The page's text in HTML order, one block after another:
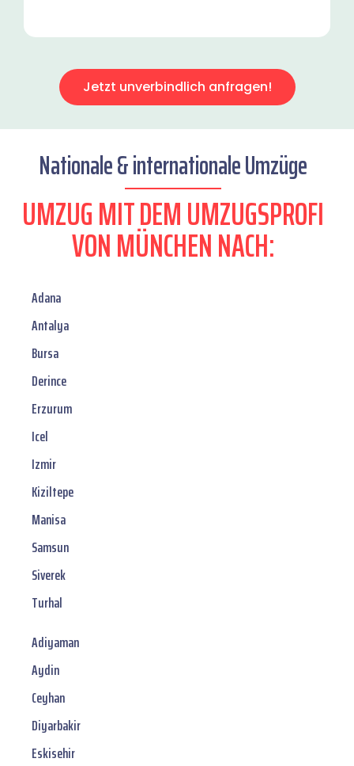
Jetzt unverbindlich anfragen!
Nationale & internationale Umzüge
UMZUG MIT DEM UMZUGSPROFI
VON MÜNCHEN NACH:
Adana
Antalya
Bursa
Derince
Erzurum
Icel
Izmir
Kiziltepe
Manisa
Samsun
Siverek
Turhal
Adiyaman
Aydin
Ceyhan
Diyarbakir
Eskisehir